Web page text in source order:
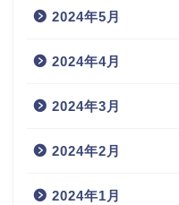
2024年5月
2024年4月
2024年3月
2024年2月
2024年1月